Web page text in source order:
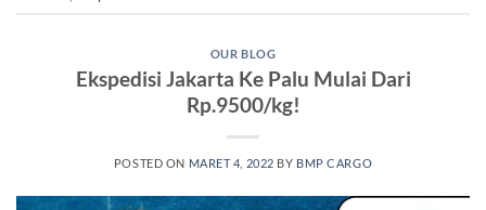
OUR BLOG
Ekspedisi Jakarta Ke Palu Mulai Dari
Rp.9500/kg!
POSTED ON MARET 4, 2022 BY BMP CARGO